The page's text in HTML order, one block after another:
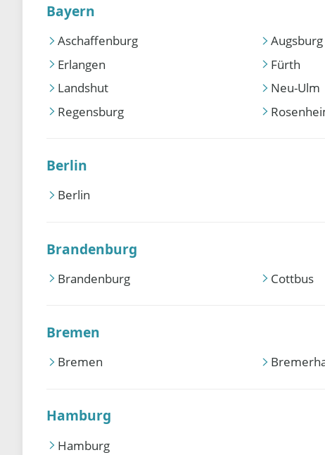
Bayern
Aschaffenburg Augsburg
Erlangen
Fürth
Landshut
Neu-Ulm
Regensburg
Berlin
Berlin
Brandenburg
Brandenburg Cottbus
Bremen
Bremen
Hamburg
Hamburg